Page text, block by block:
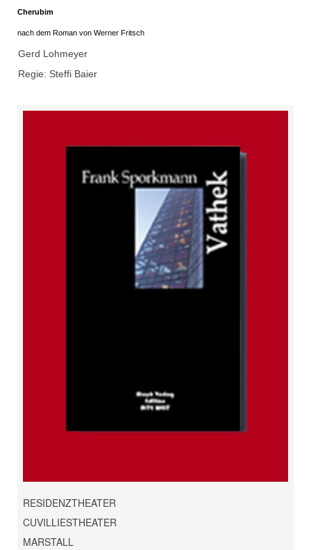
Cherubim
nach dem Roman von Werner Fritsch
Gerd Lohmeyer
Regie: Steffi Baier
RESIDENZTHEATER
CUVILLIESTHEATER
MARSTALL